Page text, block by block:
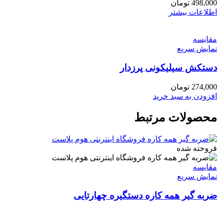
498,000 تومان
اطلاعات بیشتر
مقايسه
نمایش سریع
دستکش سیلیکونی پرزدار
274,000 تومان
افزودن به سبد خرید
محصولات مرتبط
فروخته شده
مقايسه
نمایش سریع
ضربه گیر همه کاره دستگیره چهارتایی